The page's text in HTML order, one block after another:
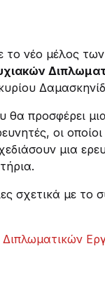
νέο μέλος
θα προσφέρει
οι
μια
σχετικά με